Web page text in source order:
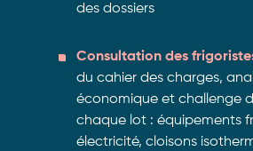
des dossiers
Consultation des
du cahier des charges,
économique et challenge
chaque lot : équipements
électricité, cloisons